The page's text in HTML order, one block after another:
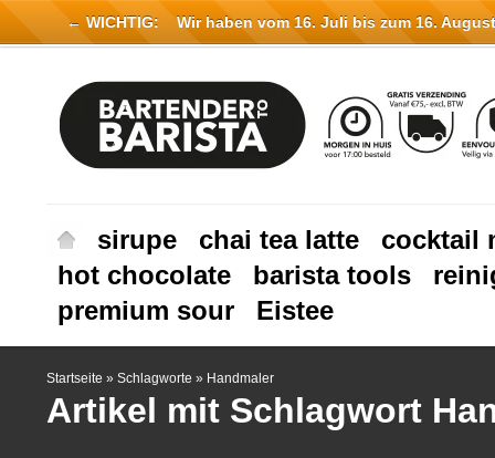
sirupe chai tea latte
cocktail
hot chocolate
barista tools
premium sour
Eistee
Startseite » Schlagworte » Handmaler
Artikel mit Schlagwort
← WICHTIG: Wir haben vom 16. Juli bis zum 16.